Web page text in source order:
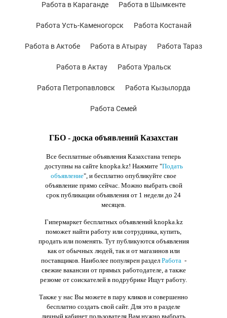
ГБО - доска объявлений Казахстан
Все бесплатные объявления Казахстана теперь
доступны на сайте knopka.kz! Нажмите "Подать
объявление", и бесплатно опубликуйте свое
объявление прямо сейчас. Можно выбрать свой
срок публикации объявления от 1 недели до 24
месяцев.
Гипермаркет бесплатных объявлений knopka.kz
поможет найти работу или сотрудника, купить,
продать или поменять. Тут публикуются объявления
как от обычных людей, так и от магазинов или
поставщиков. Наиболее популярен раздел Работа-
свежие вакансии от прямых работодателе, а также
резюме от соискателей в подрубрике Ищут работу.
Также у нас Вы можете в пару кликов и совершенно
бесплатно создать свой сайт. Для это в разделе
личный кабинет пользователя Вам нужно выбрать
Работа в Караганде Работа в Шымкенте
Работа Усть-Каменогорск Работа Костанай
Работа в Актобе Работа в Атырау Работа Тараз
Работа в Актау Работа Уральск
Работа Петропавловск Работа Кызылорда
Работа Семей